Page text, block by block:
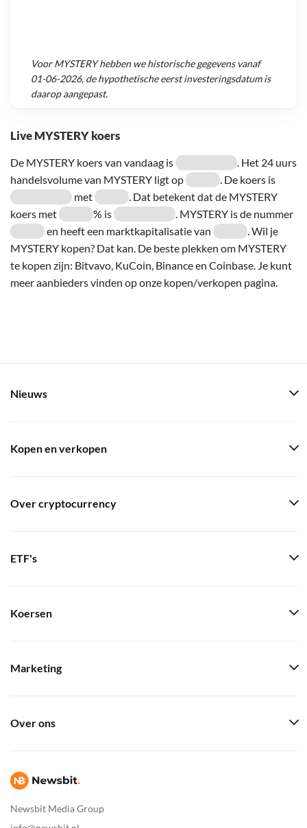
Live MYSTERY koers
De MYSTERY koers van vandaag is
. Het 24 uurs
handelsvolume van MYSTERY ligt op
. De koers is
met
. Dat betekent dat de MYSTERY
koers met
% is
. MYSTERY is de nummer
en heeft een marktkapitalisatie van
. Wil je
MYSTERY kopen? Dat kan. De beste plekken om MYSTERY
te kopen zijn: Bitvavo, KuCoin, Binance en Coinbase. Je kunt
meer aanbieders vinden op onze kopen/verkopen pagina.
VoorMYSTERYhebben we historische gegevens vanaf
01-06-2026, de hypothetische eerst investeringsdatum is
daarop aangepast.
Newsbit Media Group
Nieuws
Kopen en verkopen
Over cryptocurrency
ETF's
Koersen
Marketing
Over ons